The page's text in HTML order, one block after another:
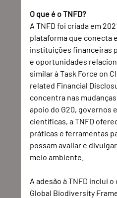
O que é o TNFD?
A TNFD foi criada em
plataforma que conecta
instituições financeiras
e oportunidades
similar à Task Force on
related Financial
concentra nas
apoio do G20, governos
científicas, a TNFD
práticas e ferramentas
possam avaliar e
meio ambiente.
A adesão à TNFD inclui
Global Biodiversity